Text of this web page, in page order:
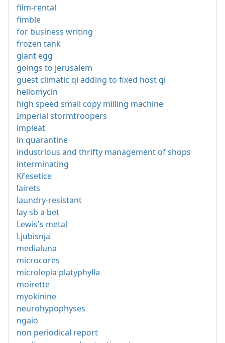
film-rental
fimble
for business writing
frozen tank
giant egg
goings to jerusalem
guest climatic qi adding to fixed host qi
heliomycin
high speed small copy milling machine
Imperial stormtroopers
impleat
in quarantine
industrious and thrifty management of shops
interminating
Křesetice
lairets
laundry-resistant
lay sb a bet
Lewis's metal
Ljubisnja
medialuna
microcores
microlepia platyphylla
moirette
myokinine
neurohypophyses
ngaio
non periodical report